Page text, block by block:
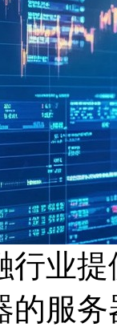
行业
服务